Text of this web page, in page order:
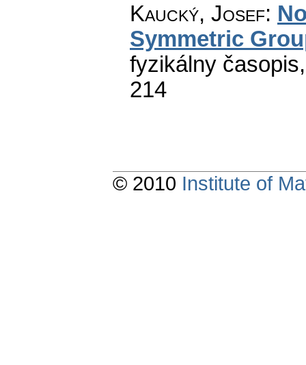
Kaucký, Josef:
Symmetric
fyzikálny časopis
214
© 2010 Institute of